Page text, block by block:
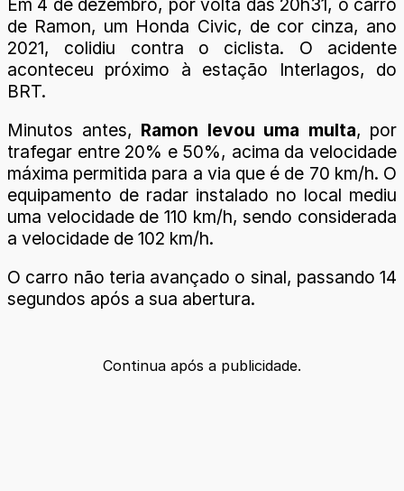
Em 4 de dezembro, por volta das 20h31, o carro
de Ramon, um Honda Civic, de cor cinza, ano
2021, colidiu contra o ciclista. O acidente
aconteceu próximo à estação Interlagos, do
BRT.
Minutos antes, Ramon levou uma multa, por
trafegar entre 20% e 50%, acima da velocidade
máxima permitida para a via que é de 70 km/h. O
equipamento de radar instalado no local mediu
uma velocidade de 110 km/h, sendo considerada
a velocidade de 102 km/h.
O carro não teria avançado o sinal, passando 14
segundos após a sua abertura.
Continua após a publicidade.